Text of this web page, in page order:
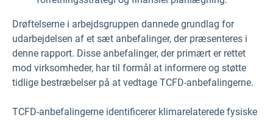
Drøftelserne i arbejdsgruppen dannede grundlag for
udarbejdelsen af et sæt anbefalinger, der præsenteres i
denne rapport. Disse anbefalinger, der primært er rettet
mod virksomheder, har til formål at informere og støtte
tidlige bestræbelser på at vedtage TCFD-anbefalingerne.
TCFD-anbefalingerne identificerer klimarelaterede fysiske